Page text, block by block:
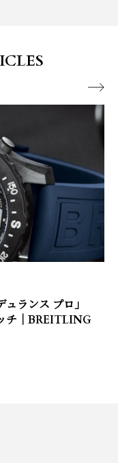
ランス プロ」
チ｜BREITLING
